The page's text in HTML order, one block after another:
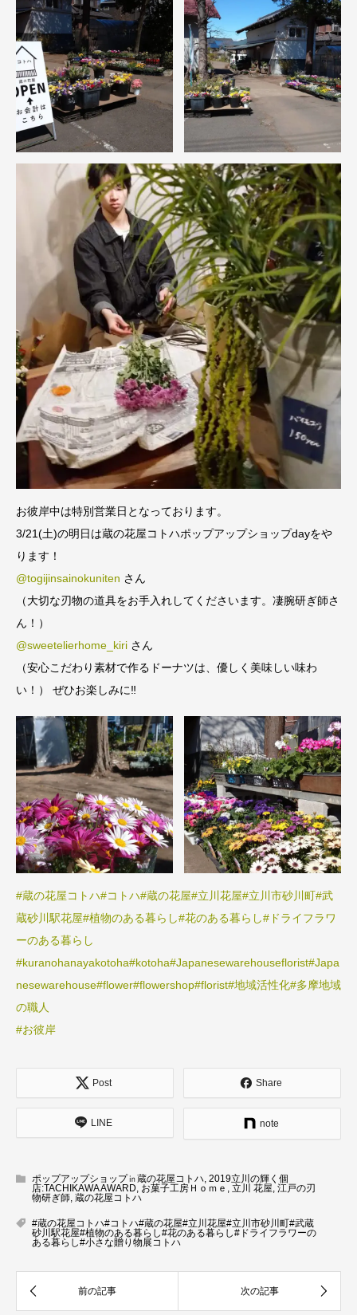
お彼岸中は特別営業日となっております。
3/21(土)の明日は蔵の花屋コトハポップアップショップdayをや
ります！
@togijinsainokuniten さん
（大切な刃物の道具をお手入れしてくださいます。凄腕研ぎ師さ
ん！）
@sweetelierhome_kiri さん
（安心こだわり素材で作るドーナツは、優しく美味しい味わ
い！） ぜひお楽しみに‼️
#蔵の花屋コトハ#コトハ#蔵の花屋#立川花屋#立川市砂川町#武
蔵砂川駅花屋#植物のある暮らし#花のある暮らし#ドライフラワ
ーのある暮らし
#kuranohanayakotoha#kotoha#Japanesewarehouseflorist#Japa
nesewarehouse#flower#flowershop#florist#地域活性化#多摩地域
の職人
#お彼岸
Post Share
LINE note
ポップアップショップ㏌蔵の花屋コトハ 2019立川の輝く個
店:TACHIKAWA AWARD お菓子工房Ｈｏｍｅ 立川 花屋 江戸の刃
物研ぎ師 蔵の花屋コトハ
#蔵の花屋コトハ#コトハ#蔵の花屋#立川花屋#立川市砂川町#武蔵
砂川駅花屋#植物のある暮らし#花のある暮らし#ドライフラワーの
ある暮らし#小さな贈り物展コトハ